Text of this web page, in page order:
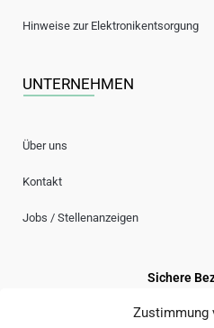
Zustimmung
Hinweise zur Elektronikentsorgung
UNTERNEHMEN
Über uns
Kontakt
Jobs / Stellenanzeigen
Sichere